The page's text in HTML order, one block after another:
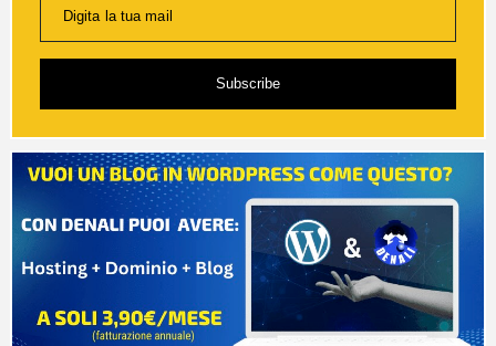
Digita la tua mail
Subscribe